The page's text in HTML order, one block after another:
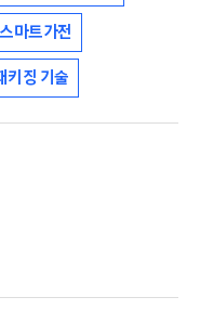
스마트가전
키징 기술